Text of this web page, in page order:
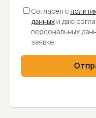
Согласен с
данныхи даю
персональных
заявке.